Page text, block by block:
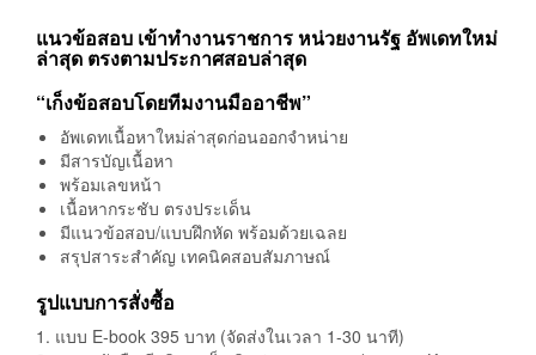
แนวข้อสอบ เข้าทำงานราชการ หน่วยงานรัฐ อัพเดทใหม่
ล่าสุด ตรงตามประกาศสอบล่าสุด
“เก็งข้อสอบโดยทีมงานมืออาชีพ”
อัพเดทเนื้อหาใหม่ล่าสุดก่อนออกจำหน่าย
มีสารบัญเนื้อหา
พร้อมเลขหน้า
เนื้อหากระชับ ตรงประเด็น
มีแนวข้อสอบ/แบบฝึกหัด พร้อมด้วยเฉลย
สรุปสาระสำคัญ เทคนิคสอบสัมภาษณ์
รูปแบบการสั่งซื้อ
1. แบบ E-book 395 บาท (จัดส่งในเวลา 1-30 นาที)